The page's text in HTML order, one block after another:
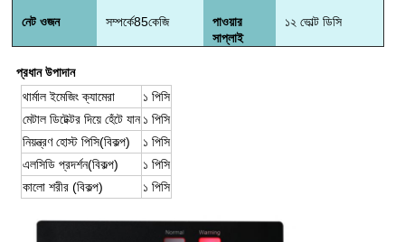
নেট ওজন সম্পর্কে85কেজি
পাওয়ার
সাপ্লাই
১২ ভোল্ট ডিসি
প্রধান উপাদান
থার্মাল ইমেজিং ক্যামেরা
১ পিসি
মেটাল ডিটেক্টর দিয়ে হেঁটে যান ১ পিসি
নিয়ন্ত্রণ হোস্ট পিসি(বিকল্প)
১ পিসি
এলসিডি প্রদর্শন(বিকল্প)
১ পিসি
কালো শরীর (বিকল্প)
১ পিসি